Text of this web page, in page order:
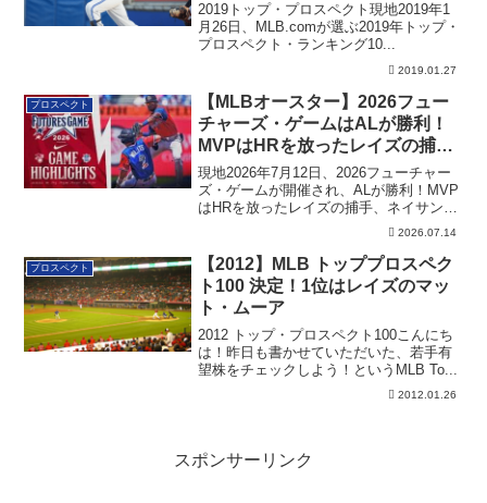
2019トップ・プロスペクト現地2019年1
月26日、MLB.comが選ぶ2019年トップ・
プロスペクト・ランキング10...
2019.01.27
プロスペクト
【MLBオースター】2026フュー
チャーズ・ゲームはALが勝利！
MVPはHRを放ったレイズの捕
手、ネイサン・フルウェリングに
現地2026年7月12日、2026フューチャー
ズ・ゲームが開催され、ALが勝利！MVP
はHRを放ったレイズの捕手、ネイサン・
フルウェリングに決まりました。2026.07.14
プロスペクト
【2012】MLB トッププロスペク
ト100 決定！1位はレイズのマッ
ト・ムーア
2012 トップ・プロスペクト100こんにち
は！昨日も書かせていただいた、若手有
望株をチェックしよう！というMLB To...
2012.01.26
スポンサーリンク